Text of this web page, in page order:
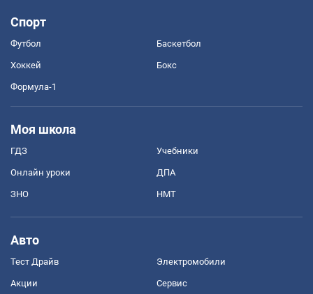
Спорт
Футбол Баскетбол
Хоккей Бокс
Формула-1
Моя школа
ГДЗ Учебники
Онлайн уроки ДПА
ЗНО НМТ
Авто
Тест Драйв Электромобили
Акции Сервис